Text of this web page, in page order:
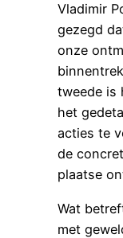
Vladimir
gezegd
onze
tweede is
het
acties te
de
plaatse
Wat
met